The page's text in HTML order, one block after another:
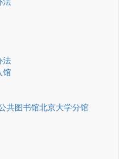
法
馆
共图书馆北京大学分馆